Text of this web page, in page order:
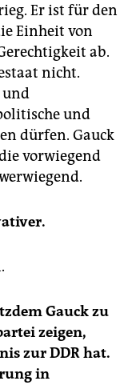
Er ist für den
Einheit von
ab.
nicht.
und
und
dürfen. Gauck
vorwiegend
Gauck zu
zeigen,
zur DDR hat.
in